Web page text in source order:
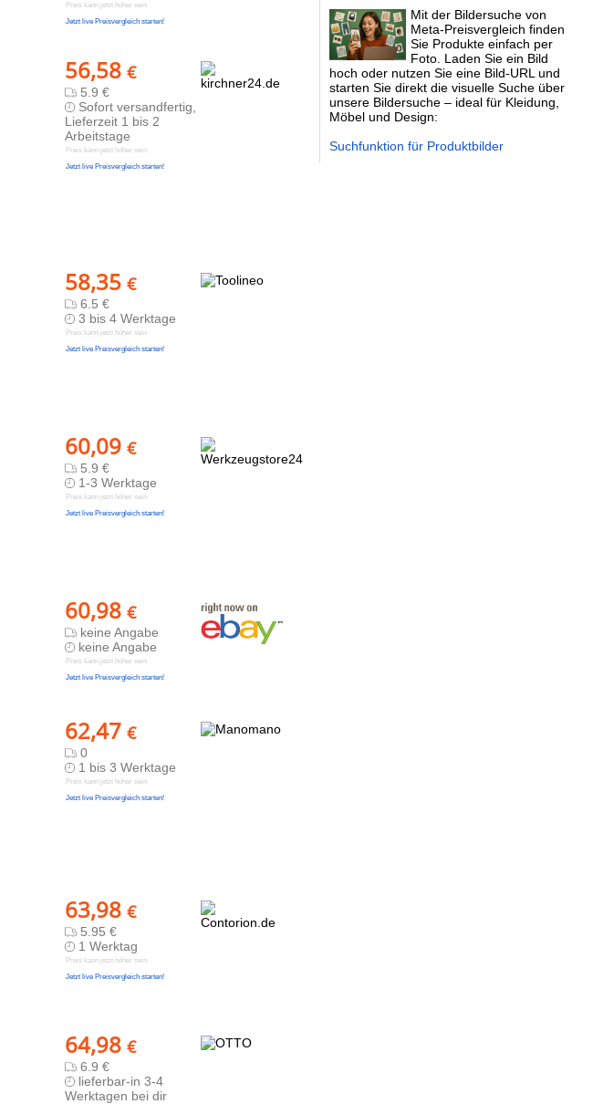
Preis kann jetzt höher sein
Jetzt live Preisvergleich starten!
56,58 €
5.9 €
Sofort versandfertig,
Lieferzeit 1 bis 2
Arbeitstage
Preis kann jetzt höher sein
Jetzt live Preisvergleich starten!
58,35 €
6.5 €
3 bis 4 Werktage
Preis kann jetzt höher sein
Jetzt live Preisvergleich starten!
60,09 €
5.9 €
1-3 Werktage
Preis kann jetzt höher sein
Jetzt live Preisvergleich starten!
60,98 €
keine Angabe
keine Angabe
Preis kann jetzt höher sein
Jetzt live Preisvergleich starten!
62,47 €
0
1 bis 3 Werktage
Preis kann jetzt höher sein
Jetzt live Preisvergleich starten!
63,98 €
5.95 €
1 Werktag
Preis kann jetzt höher sein
Jetzt live Preisvergleich starten!
64,98 €
6.9 €
lieferbar-in 3-4
Werktagen bei dir
Mit der Bildersuche von
Meta-Preisvergleich finden
Sie Produkte einfach per
Foto. Laden Sie ein Bild
hoch oder nutzen Sie eine Bild-URL und
starten Sie direkt die visuelle Suche über
unsere Bildersuche – ideal für Kleidung,
Möbel und Design:
Suchfunktion für Produktbilder